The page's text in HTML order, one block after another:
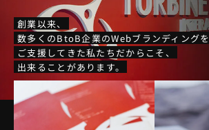
創業以来、
数多くのBtoB企業のWebブランディングを
ご支援してきた私たちだからこそ、
出来ることがあります。